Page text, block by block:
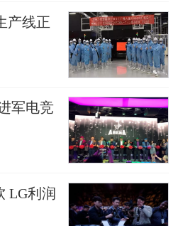
产线正
军电竞
LG利润